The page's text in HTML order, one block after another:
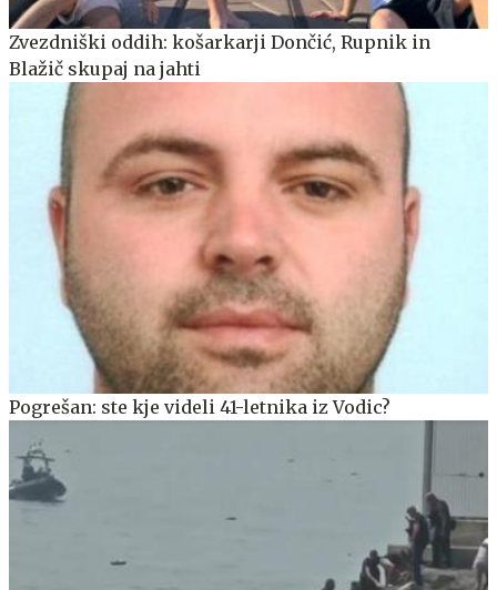
Zvezdniški oddih: košarkarji Dončić, Rupnik in
Blažič skupaj na jahti
Pogrešan: ste kje videli 41-letnika iz Vodic?